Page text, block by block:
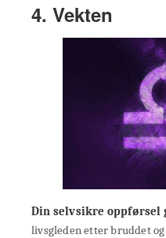
4. Vekten
Din selvsikre oppførsel
livsgleden etter bruddet